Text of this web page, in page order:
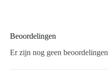
Beoordelingen
Er zijn nog geen beoordelingen